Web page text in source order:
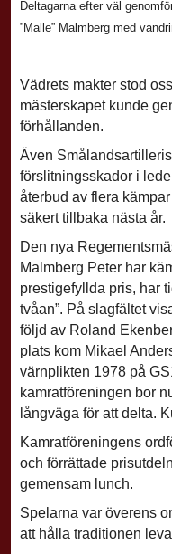
Deltagarna efter väl
”Malle” Malmberg med
Vädrets makter stod
mästerskapet kunde
förhållanden.
Även
förslitningsskador i
återbud av flera
säkert tillbaka nästa år.
Den nya
Malmberg Peter har
prestigefyllda pris, har
tvåan”. På slagfältet
följd av Roland
plats kom Mikael
värnplikten 1978 på
kamratföreningen bor
långväga för att delta.
Kamratföreningens
och förrättade
gemensam lunch.
Spelarna var överens
att hålla traditionen